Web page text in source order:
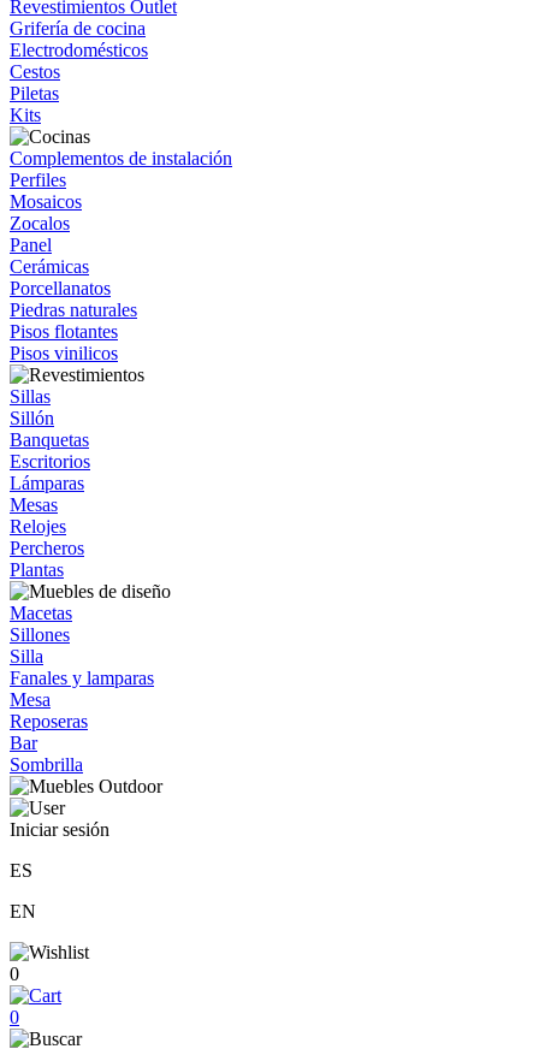
Revestimientos Outlet
Grifería de cocina
Electrodomésticos
Cestos
Piletas
Kits
Complementos de instalación
Perfiles
Mosaicos
Zocalos
Panel
Cerámicas
Porcellanatos
Piedras naturales
Pisos flotantes
Pisos vinilicos
Sillas
Sillón
Banquetas
Escritorios
Lámparas
Mesas
Relojes
Percheros
Plantas
Macetas
Sillones
Silla
Fanales y lamparas
Mesa
Reposeras
Bar
Sombrilla
Iniciar sesión
ES
EN
0
0